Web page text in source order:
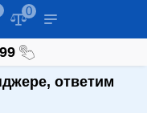
0
ответим